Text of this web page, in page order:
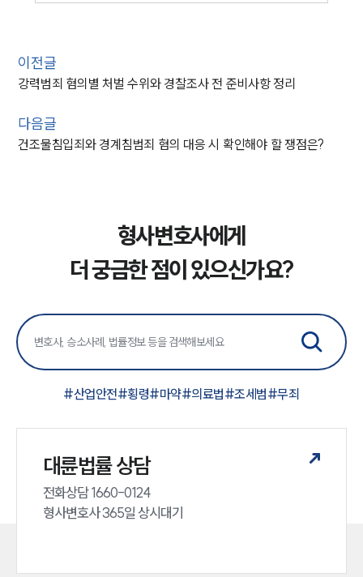
이전글
강력범죄 혐의별 처벌 수위와 경찰조사 전 준비사항 정리
다음글
건조물침입죄와 경계침범죄 혐의 대응 시 확인해야 할 쟁점은?
형사변호사에게
더 궁금한 점이 있으신가요?
#산업안전#횡령#마약#의료법#조세범#무죄
대륜법률 상담
전화상담 1660-0124
형사변호사 365일 상시대기